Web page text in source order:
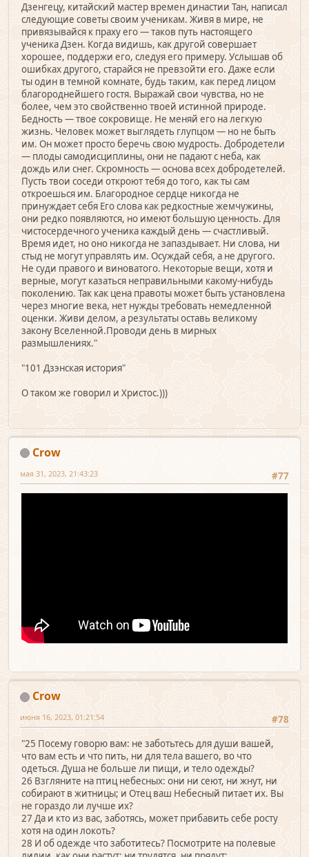
Дзенгецу, китайский мастер времен династии Тан, написал
следующие советы своим ученикам. Живя в мире, не
привязывайся к праху его — таков путь настоящего
ученика Дзен. Когда видишь, как другой совершает
хорошее, поддержи его, следуя его примеру. Услышав об
ошибках другого, старайся не превзойти его. Даже если
ты один в темной комнате, будь таким, как перед лицом
благороднейшего гостя. Выражай свои чувства, но не
более, чем это свойственно твоей истинной природе.
Бедность — твое сокровище. Не меняй его на легкую
жизнь. Человек может выглядеть глупцом — но не быть
им. Он может просто беречь свою мудрость. Добродетели
— плоды самодисциплины, они не падают с неба, как
дождь или снег. Скромность — основа всех добродетелей.
Пусть твои соседи откроют тебя до того, как ты сам
откроешься им. Благородное сердце никогда не
принуждает себя Его слова как редкостные жемчужины,
они редко появляются, но имеют большую ценность. Для
чистосердечного ученика каждый день — счастливый.
Время идет, но оно никогда не запаздывает. Ни слова, ни
стыд не могут управлять им. Осуждай себя, а не другого.
Не суди правого и виноватого. Некоторые вещи, хотя и
верные, могут казаться неправильными какому-нибудь
поколению. Так как цена правоты может быть установлена
через многие века, нет нужды требовать немедленной
оценки. Живи делом, а результаты оставь великому
закону Вселенной.Проводи день в мирных
размышлениях."
"101 Дзэнская история"
О таком же говорил и Христос.)))
Crow
#77
мая 31, 2023, 21:43:23
Crow
#78
июня 16, 2023, 01:21:54
"25 Посему говорю вам: не заботьтесь для души вашей,
что вам есть и что пить, ни для тела вашего, во что
одеться. Душа не больше ли пищи, и тело одежды?
26 Взгляните на птиц небесных: они ни сеют, ни жнут, ни
собирают в житницы; и Отец ваш Небесный питает их. Вы
не гораздо ли лучше их?
27 Да и кто из вас, заботясь, может прибавить себе росту
хотя на один локоть?
28 И об одежде что заботитесь? Посмотрите на полевые